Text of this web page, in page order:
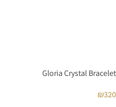
Gloria Crystal Bracelet
₪320